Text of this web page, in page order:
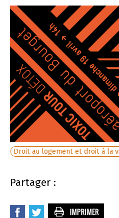
Droit au logement et droit à la
Partager :